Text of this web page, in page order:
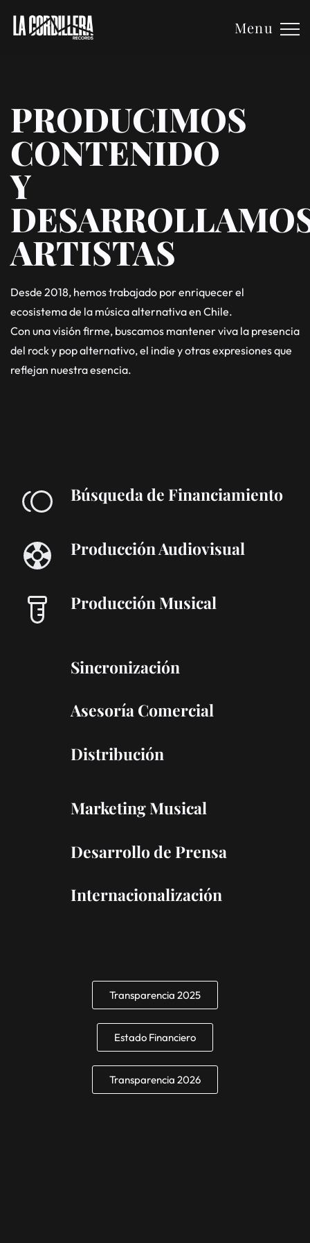
Menu
PRODUCIMOS
CONTENIDO
Y
ARTISTAS
Desde 2018, hemos trabajado por enriquecer el
ecosistema de la música alternativa en Chile.
Con una visión firme, buscamos mantener viva la presencia
del rock y pop alternativo, el indie y otras expresiones que
reflejan nuestra esencia.
Búsqueda de Financiamiento
Producción Audiovisual
Producción Musical
Sincronización
Asesoría Comercial
Distribución
Marketing Musical
Desarrollo de Prensa
Internacionalización
Transparencia 2025
Estado Financiero
Transparencia 2026